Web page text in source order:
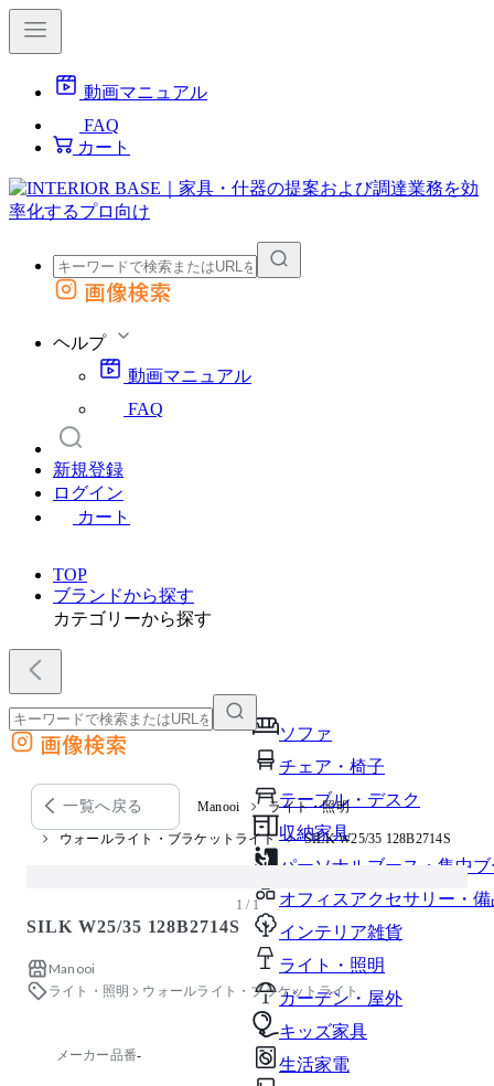
動画マニュアル
FAQ
カート
外部サイトの商品をカートに追加
画像検索
ヘルプ
動画マニュアル
FAQ
新規登録
ログイン
カート
TOP
ブランドから探す
カテゴリーから探す
ソファ
チェア・椅子
テーブル・デスク
収納家具
パーソナルブース・集中
オフィスアクセサリー・備
インテリア雑貨
ライト・照明
ガーデン・屋外
キッズ家具
生活家電
外部サイトの商品をカートに追加
他のサイトで見つけた商品ページのURLを貼り付けて、カートに追加できます
画像検索
一覧へ戻る Manooi ライト・照明
ウォールライト・ブラケットライト SILK W25/35 128B2714S
1 / 1
SILK W25/35 128B2714S
Manooi
ライト・照明
ウォールライト・ブラケットライト
メーカー品番-